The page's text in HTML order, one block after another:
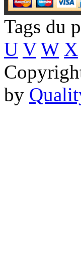
Tags du
U V W X
by